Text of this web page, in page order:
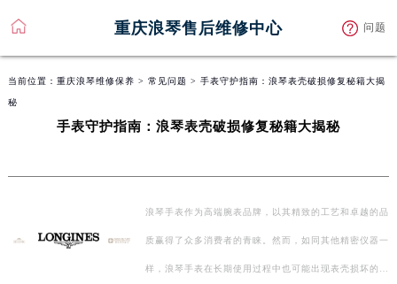
重庆浪琴售后维修中心 问题
当前位置： 重庆浪琴维修保养 > 常见问题 > 手表守护指南：浪琴表壳破损修复秘籍大揭
秘
手表守护指南：浪琴表壳破损修复秘籍大揭秘
浪琴手表作为高端腕表品牌，以其精致的工艺和卓越的品
质赢得了众多消费者的青睐。然而，如同其他精密仪器一
样，浪琴手表在长期使用过程中也可能出现表壳损坏的…